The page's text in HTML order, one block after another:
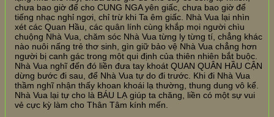
chưa bao giờ để cho CUNG NGA yên giấc, chưa bao giờ để
tiếng nhạc nghỉ ngơi, chỉ trừ khi Ta êm giấc. Nhà Vua lại nhìn
xét các Quan Hầu, các quân lính cùng khắp mọi người chìu
chuộng Nhà Vua, chăm sóc Nhà Vua từng ly từng tí, chẳng khác
nào nuôi nấng trẻ thơ sinh, gìn giữ bảo vệ Nhà Vua chẳng hơn
người bị canh gác trong một qui định của thiên nhiên bắt buộc.
Nhà Vua nghĩ đến đó liền đưa tay khoát QUAN QUÂN HẦU CẬN
dừng bước đi sau, để Nhà Vua tự do đi trước. Khi đi Nhà Vua
thầm nghĩ nhận thấy khoan khoái lạ thường, thung dung vô kể.
Nhà Vua lại tự cho là BÁU LẠ giúp ta chăng, liền có một sự vui
vẻ cực kỳ làm cho Thân Tâm kính mến.